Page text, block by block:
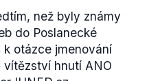
než byly známy
do Poslanecké
otázce jmenování
vítězství hnutí ANO